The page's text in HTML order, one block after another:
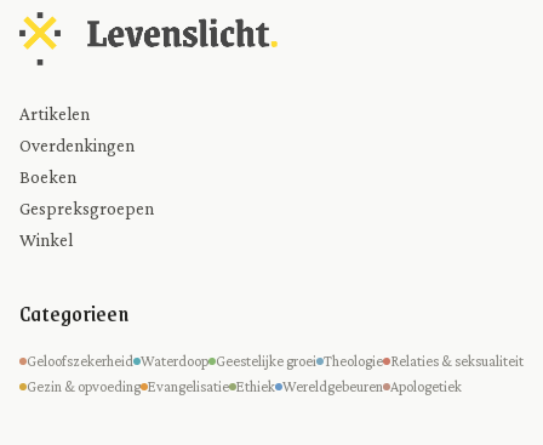
Artikelen
Overdenkingen
Boeken
Gespreksgroepen
Winkel
Categorieen
Geloofszekerheid Waterdoop Geestelijke groei Theologie Relaties & seksualiteit
Gezin & opvoeding Evangelisatie Ethiek Wereldgebeuren Apologetiek